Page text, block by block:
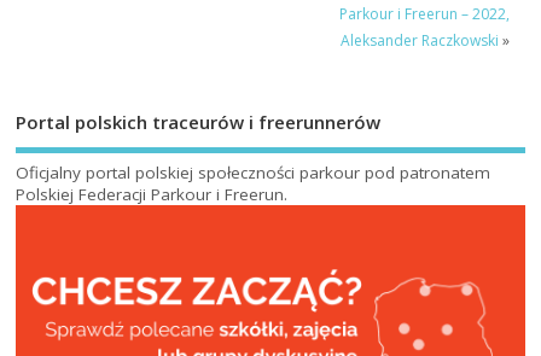
Parkour i Freerun – 2022,
Aleksander Raczkowski »
Portal polskich traceurów i freerunnerów
Oficjalny portal polskiej społeczności parkour pod patronatem
Polskiej Federacji Parkour i Freerun.